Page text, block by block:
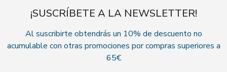
¡SUSCRÍBETE A LA NEWSLETTER!
Al suscribirte obtendrás un 10% de descuento no
acumulable con otras promociones por compras superiores a
65€